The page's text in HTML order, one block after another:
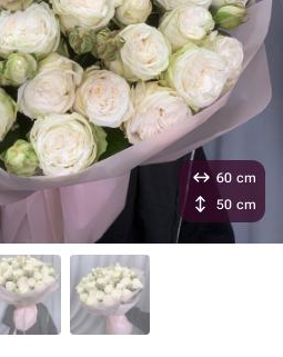
60 cm
50 cm